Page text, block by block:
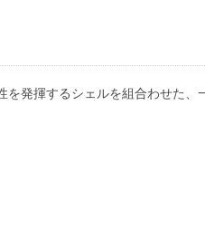
発揮するシェルを組合わせた